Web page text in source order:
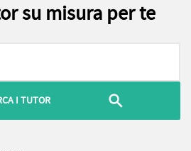
su misura per te